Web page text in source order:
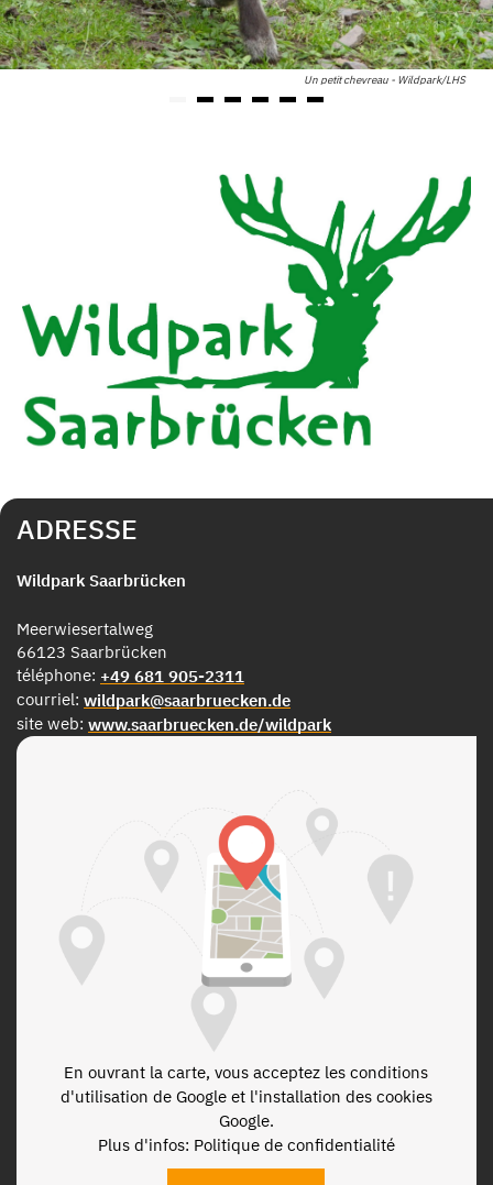
Un petit chevreau - Wildpark/LHS
ADRESSE
Wildpark Saarbrücken
Meerwiesertalweg
66123 Saarbrücken
téléphone: +49 681 905-2311
courriel: wildpark@saarbruecken.de
site web: www.saarbruecken.de/wildpark
En ouvrant la carte, vous acceptez les conditions
d'utilisation de Google et l'installation des cookies
Google.
Plus d'infos: Politique de confidentialité